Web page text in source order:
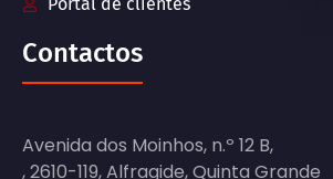
Contactos
Avenida dos Moinhos, n.º 12 B,
, 2610-119, Alfragide, Quinta Grande